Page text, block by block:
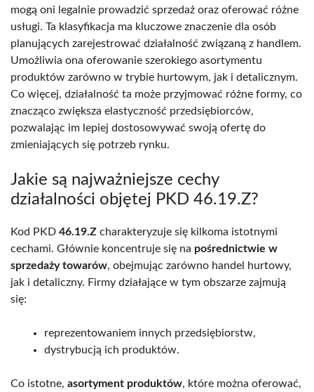
mogą oni legalnie prowadzić sprzedaż oraz oferować różne
usługi. Ta klasyfikacja ma kluczowe znaczenie dla osób
planujących zarejestrować działalność związaną z handlem.
Umożliwia ona oferowanie szerokiego asortymentu
produktów zarówno w trybie hurtowym, jak i detalicznym.
Co więcej, działalność ta może przyjmować różne formy, co
znacząco zwiększa elastyczność przedsiębiorców,
pozwalając im lepiej dostosowywać swoją ofertę do
zmieniających się potrzeb rynku.
Jakie są najważniejsze cechy
działalności objętej PKD 46.19.Z?
Kod PKD 46.19.Z charakteryzuje się kilkoma istotnymi
cechami. Głównie koncentruje się na pośrednictwie w
sprzedaży towarów, obejmując zarówno handel hurtowy,
jak i detaliczny. Firmy działające w tym obszarze zajmują
się:
reprezentowaniem innych przedsiębiorstw,
dystrybucją ich produktów.
Co istotne, asortyment produktów, które można oferować,